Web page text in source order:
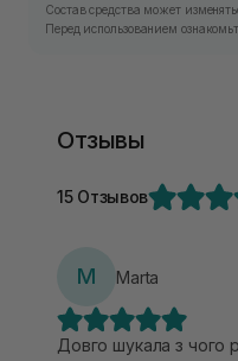
Состав средства может
Перед использованием
Отзывы
15 Отзывов
M Marta
Довго шукала з чого